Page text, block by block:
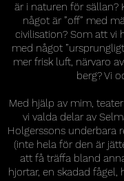
är i naturen för sällan?
något är ”off” med
civilisation? Som att vi
med något
mer frisk luft, närvaro
berg? Vi
Med hjälp av mim,
vi valda delar av
Holgerssons underbara
(inte hela för den är
att få träffa bland
hjortar, en skadad fågel,